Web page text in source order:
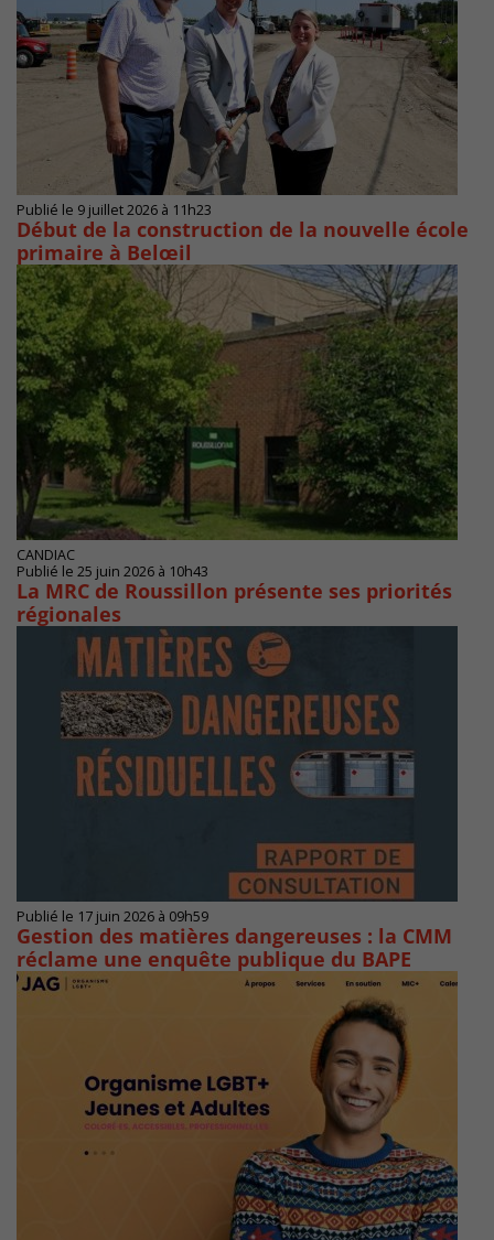
Publié le 9 juillet 2026 à 11h23
Début de la construction de la nouvelle école
primaire à Belœil
CANDIAC
Publié le 25 juin 2026 à 10h43
La MRC de Roussillon présente ses priorités
régionales
Publié le 17 juin 2026 à 09h59
Gestion des matières dangereuses : la CMM
réclame une enquête publique du BAPE